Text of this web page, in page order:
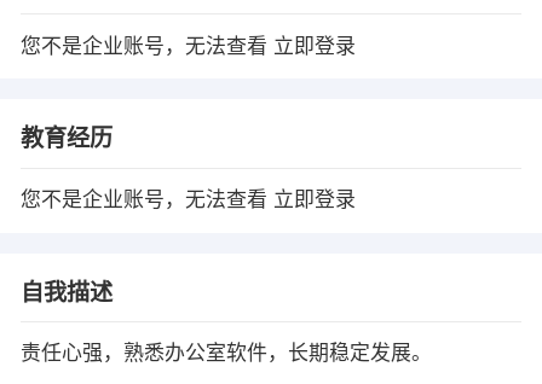
您不是企业账号，无法查看 立即登录
教育经历
您不是企业账号，无法查看 立即登录
自我描述
责任心强，熟悉办公室软件，长期稳定发展。